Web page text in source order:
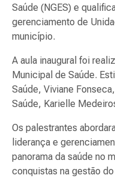
Saúde (NGES) e
gerenciamento de
município.
A aula inaugural foi
Municipal de Saúde.
Saúde, Viviane
Saúde, Karielle
Os palestrantes
liderança e
panorama da saúde no
conquistas na gestão